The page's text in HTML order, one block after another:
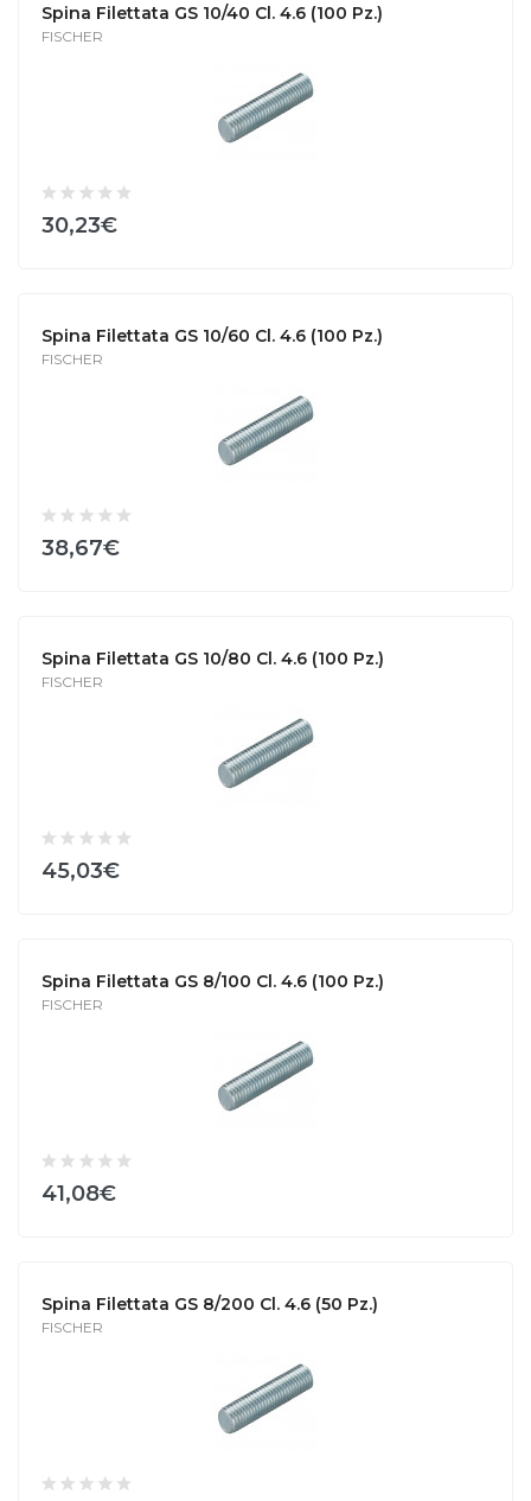
Spina Filettata GS 10/40 Cl. 4.6 (100 Pz.)
FISCHER
30,23€
Spina Filettata GS 10/60 Cl. 4.6 (100 Pz.)
FISCHER
38,67€
Spina Filettata GS 10/80 Cl. 4.6 (100 Pz.)
FISCHER
45,03€
Spina Filettata GS 8/100 Cl. 4.6 (100 Pz.)
FISCHER
41,08€
Spina Filettata GS 8/200 Cl. 4.6 (50 Pz.)
FISCHER